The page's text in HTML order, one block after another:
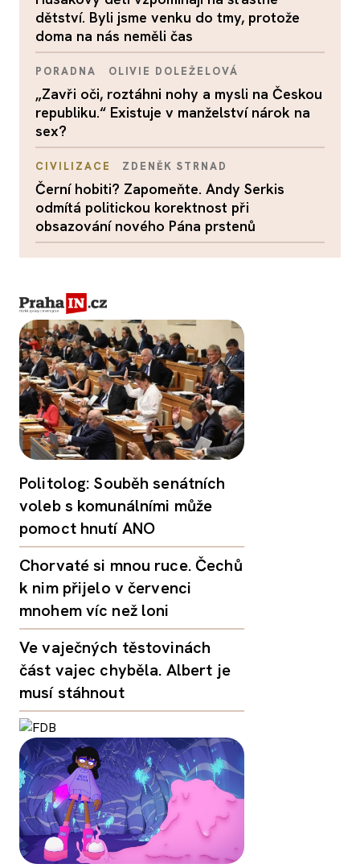
dětství. Byli jsme venku do tmy, protože
doma na nás neměli čas
PORADNA OLIVIE DOLEŽELOVÁ
„Zavři oči, roztáhni nohy a mysli na Českou
republiku.“ Existuje v manželství nárok na
sex?
CIVILIZACE ZDENĚK STRNAD
Černí hobiti? Zapomeňte. Andy Serkis
odmítá politickou korektnost při
obsazování nového Pána prstenů
Politolog: Souběh senátních
voleb s komunálními může
pomoct hnutí ANO
Chorvaté si mnou ruce. Čechů
k nim přijelo v červenci
mnohem víc než loni
Ve vaječných těstovinách
část vajec chyběla. Albert je
musí stáhnout